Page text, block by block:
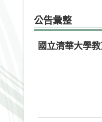
公告彙整
國立清華大學